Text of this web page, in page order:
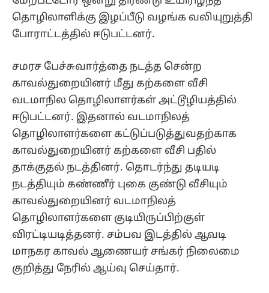
தொழிலாளிக்கு இழப்பீடு வழங்க வலியுறுத்தி
போராட்டத்தில் ஈடுபட்டனர்.
சமரச பேச்சுவார்த்தை நடத்த சென்ற
காவல்துறையினர் மீது கற்களை வீசி
வடமாநில தொழிலாளர்கள் அட்டூழியத்தில்
ஈடுபட்டனர். இதனால் வடமாநிலத்
தொழிலாளர்களை கட்டுப்படுத்துவதற்காக
காவல்துறையினர் கற்களை வீசி பதில்
தாக்குதல் நடத்தினர். தொடர்ந்து தடியடி
நடத்தியும் கண்ணீர் புகை குண்டு வீசியும்
காவல்துறையினர் வடமாநிலத்
தொழிலாளர்களை குடியிருப்பிற்குள்
விரட்டியடித்தனர். சம்பவ இடத்தில் ஆவடி
மாநகர காவல் ஆணையர் சங்கர் நிலைமை
குறித்து நேரில் ஆய்வு செய்தார்.